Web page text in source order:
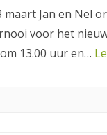
Jan en Nel
voor het
13.00 uur en…